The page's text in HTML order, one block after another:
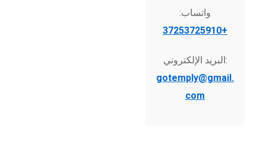
واتساب:
+37253725910
البريد الإلكتروني:
gotemply@gmail.
com